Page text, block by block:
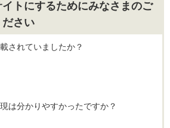
トにするためにみなさまのご
さい
されていましたか？
は分かりやすかったですか？